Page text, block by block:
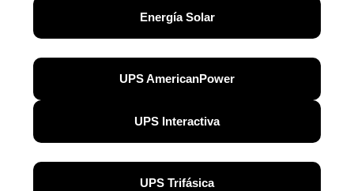
Energía Solar
UPS AmericanPower
UPS Interactiva
UPS Trifásica